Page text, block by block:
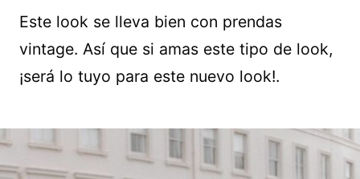
Este look se lleva bien con prendas
vintage. Así que si amas este tipo de look,
¡será lo tuyo para este nuevo look!.